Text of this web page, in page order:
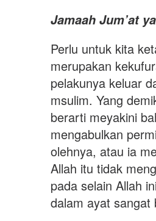
Jamaah Jum’at
Perlu untuk kita
merupakan
pelakunya keluar
msulim. Yang
berarti meyakini
mengabulkan
olehnya, atau ia
Allah itu tidak
pada selain Allah
dalam ayat sangat